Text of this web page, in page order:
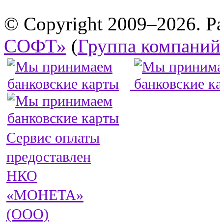
© Copyright 2009–2026.
СОФТ» (Группа
Сервис оплаты
предоставлен
НКО
«МОНЕТА»
(ООО)